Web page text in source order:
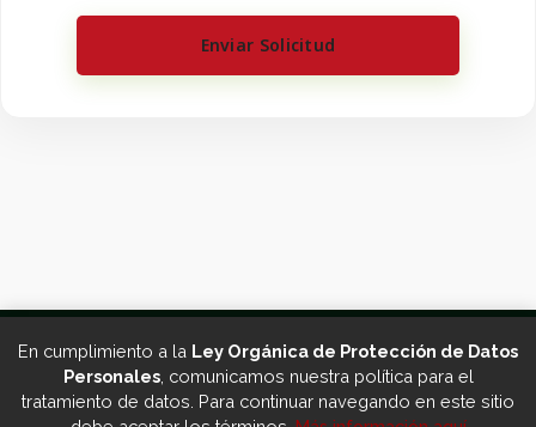
Enviar Solicitud
GAD Parroquial de Curtincapac
©2026 Todos los Derechos
Reservados – Desarrollado por
Ecuanegos
En cumplimiento a la Ley Orgánica de Protección de Datos
Personales, comunicamos nuestra política para el
tratamiento de datos. Para continuar navegando en este sitio